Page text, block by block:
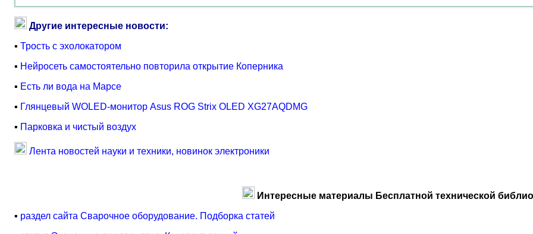
Другие интересные новости:
▪ Трость с эхолокатором
▪ Нейросеть самостоятельно повторила открытие Коперника
▪ Есть ли вода на Марсе
▪ Глянцевый WOLED-монитор Asus ROG Strix OLED XG27AQDMG
▪ Парковка и чистый воздух
Лента новостей науки и техники, новинок электроники
Интересные материалы Бесплатной технической
▪ раздел сайта Сварочное оборудование. Подборка статей